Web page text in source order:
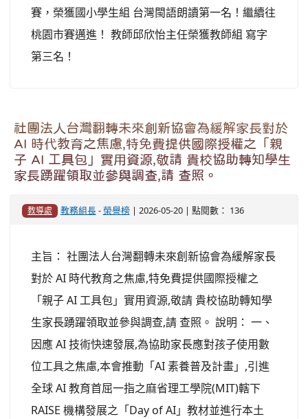
賽，榮獲國小學生組 台灣閩語朗讀第一名！繼續往
桃園市賽邁進！ 教師邱欣怡主任榮獲教師組 寫字
第三名！
社團法人台灣翻轉未來創新協會為緩解家長對於
AI 時代教育之焦慮,特免費提供國際授權之「親
子 AI 工具包」實用資源,敬請 貴校協助轉知學生
家長踴躍領取並參與調查,請 查照。
教導處 教務組長-榮譽榜| 2026-05-20 | 點閱數： 136
主旨： 社團法人台灣翻轉未來創新協會為緩解家長
對於 AI 時代教育之焦慮,特免費提供國際授權之
「親子 AI 工具包」實用資源,敬請 貴校協助轉知學
生家長踴躍領取並參與調查,請 查照。 說明： 一、
因應 AI 技術快速發展,為協助家長應對孩子使用數
位工具之焦慮,本會推動「AI 素養普及計畫」,引進
全球 AI 教育首屈一指之麻省理工學院(MIT)轄下
RAISE 機構發展之「Day of AI」教材並進行本土